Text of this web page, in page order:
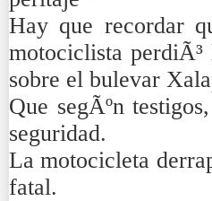
Hay que recordar
motociclista
sobre el bulevar
Que segÃºn
seguridad.
La motocicleta
fatal.